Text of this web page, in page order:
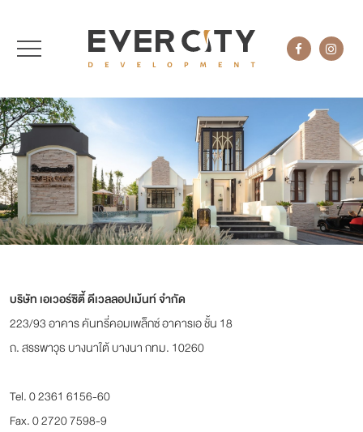
บริษัท เอเวอร์ซิตี้ ดีเวลลอปเม้นท์ จำกัด
223/93 อาคาร คันทรี่คอมเพล็กซ์ อาคารเอ ชั้น 18
ถ. สรรพาวุธ บางนาใต้ บางนา กทม. 10260
Tel. 0 2361 6156-60
Fax. 0 2720 7598-9